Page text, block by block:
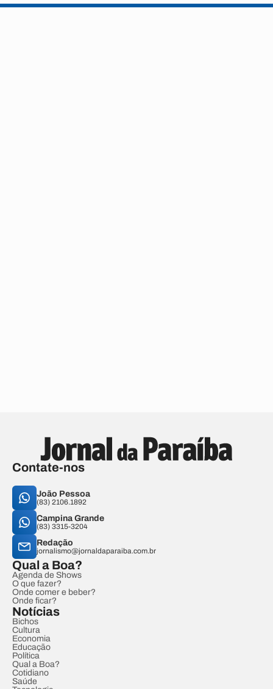
Contate-nos
João Pessoa
(83) 2106.1892
Campina Grande
(83) 3315-3204
Redação
jornalismo@jornaldaparaiba.com.br
Qual a Boa?
Agenda de Shows
O que fazer?
Onde comer e beber?
Onde ficar?
Notícias
Bichos
Cultura
Economia
Educação
Política
Qual a Boa?
Cotidiano
Saúde